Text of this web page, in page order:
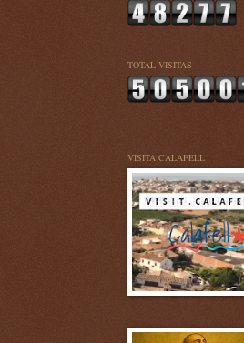
TOTAL VISITAS
VISITA CALAFELL